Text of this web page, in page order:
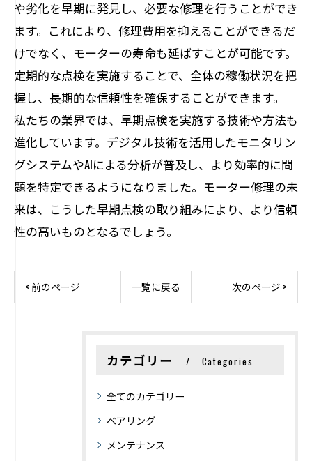
や劣化を早期に発見し、必要な修理を行うことができ
ます。これにより、修理費用を抑えることができるだ
けでなく、モーターの寿命も延ばすことが可能です。
定期的な点検を実施することで、全体の稼働状況を把
握し、長期的な信頼性を確保することができます。
私たちの業界では、早期点検を実施する技術や方法も
進化しています。デジタル技術を活用したモニタリン
グシステムやAIによる分析が普及し、より効率的に問
題を特定できるようになりました。モーター修理の未
来は、こうした早期点検の取り組みにより、より信頼
性の高いものとなるでしょう。
< 前のページ 一覧に戻る 次のページ >
カテゴリー Categories
全てのカテゴリー
ベアリング
メンテナンス